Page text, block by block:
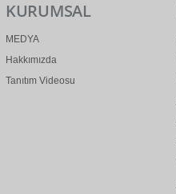
KURUMSAL
MEDYA
Hakkımızda
Tanıtım Videosu